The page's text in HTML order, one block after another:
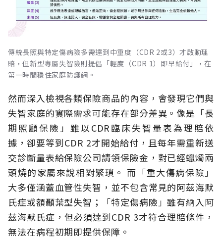
傳統長照與特定傷病險多需達到中重度（CDR 2或3）才啟動理
賠，但新型專屬失智險則提倡「輕度（CDR 1）即早給付」，在
第一時間穩住家庭防護網。
然而深入檢視各類保險商品的內容，會發現它們與
失智家庭的實際需求可能存在部分差異。像是「長
期照顧保險」雖以CDR臨床失智量表為理賠依
據，卻要等到CDR 2才開始給付，且每年需重新送
交診斷量表給保險公司請領保險金，對已經蠟燭兩
頭燒的家屬來說相對繁瑣。 而「重大傷病保險」
大多僅涵蓋血管性失智，並不包含常見的阿茲海默
氏症或額顳葉型失智；「特定傷病險」雖有納入阿
茲海默氏症，但必須達到CDR 3才符合理賠條件，
無法在病程初期即提供保障。